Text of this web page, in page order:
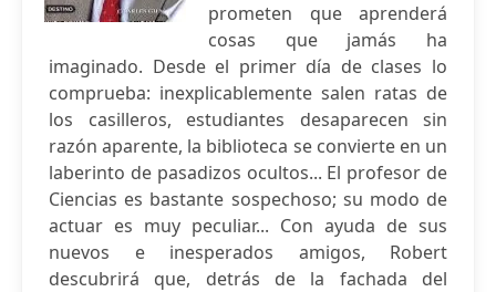
prometen que aprenderá
cosas que jamás ha
imaginado. Desde el primer día de clases lo
comprueba: inexplicablemente salen ratas de
los casilleros, estudiantes desaparecen sin
razón aparente, la biblioteca se convierte en un
laberinto de pasadizos ocultos... El profesor de
Ciencias es bastante sospechoso; su modo de
actuar es muy peculiar... Con ayuda de sus
nuevos e inesperados amigos, Robert
descubrirá que, detrás de la fachada del